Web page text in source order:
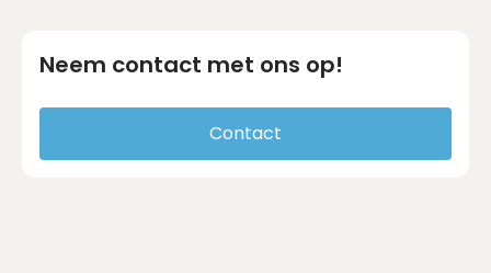
Neem contact met ons op!
Contact